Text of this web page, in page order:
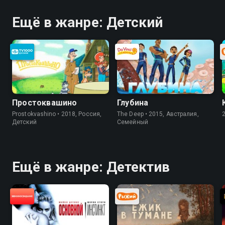
Ещё в жанре: Детский
Простоквашино
Prostokvashino • 2018, Россия,
Детский
Глубина
The Deep • 2015, Австралия,
Cемейный
Ещё в жанре: Детектив